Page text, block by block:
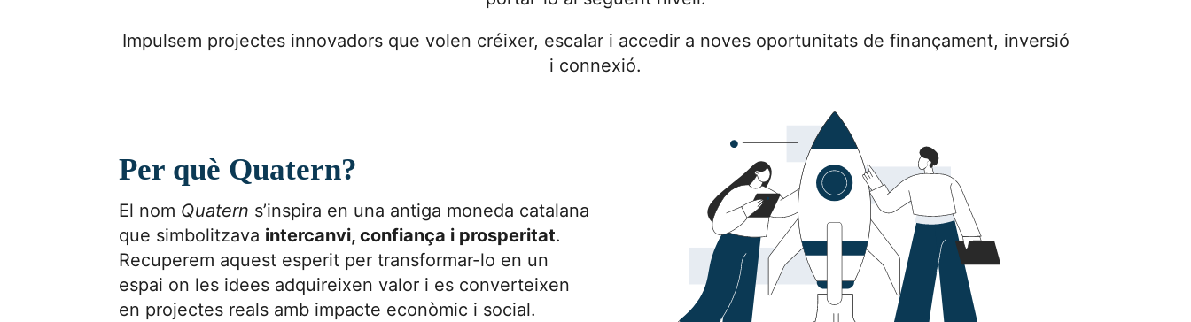
Impulsem projectes innovadors que volen créixer, escalar i accedir a noves oportunitats de finançament, inversió
i connexió.
Per què Quatern?
El nom Quatern s’inspira en una antiga moneda catalana
que simbolitzava intercanvi, confiança i prosperitat.
Recuperem aquest esperit per transformar-lo en un
espai on les idees adquireixen valor i es converteixen
en projectes reals amb impacte econòmic i social.